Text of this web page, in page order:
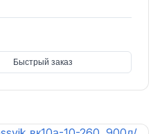
Быстрый заказ